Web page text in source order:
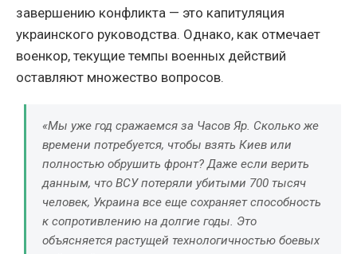
завершению конфликта — это капитуляция
украинского руководства. Однако, как отмечает
военкор, текущие темпы военных действий
оставляют множество вопросов.
«Мы уже год сражаемся за Часов Яр. Сколько же
времени потребуется, чтобы взять Киев или
полностью обрушить фронт? Даже если верить
данным, что ВСУ потеряли убитыми 700 тысяч
человек, Украина все еще сохраняет способность
к сопротивлению на долгие годы. Это
объясняется растущей технологичностью боевых